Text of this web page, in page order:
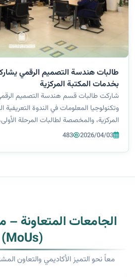
طالبات هندسة التصميم الرقمي
بخدمات المكتبة المركزية
شاركت طالبات قسم هندسة التصميم
وتكنولوجيا المعلومات في الندوة
المركزية، والمخصصة لطالبات المرحلة
العلمية والمعرفية التي توفرها المكتبة لدعم
2026/04/03
483
الجامعات المتعاونة –
(MoUs)
معاً نحو التميز الأكاديمي والتعاون